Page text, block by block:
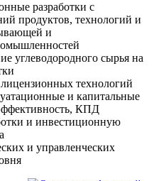
разработки с
продуктов, технологий и
и
углеводородного сырья на
технологий
и капитальные
КПД
и инвестиционную
и управленческих